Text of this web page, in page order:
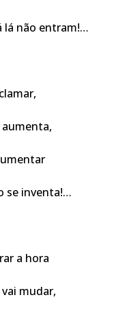
lá não entram!…
aumenta,
se inventa!…
a hora
mudar,